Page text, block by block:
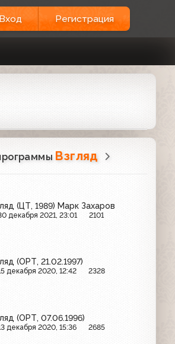
Регистрация
Взгляд
(ЦТ, 1989) Марк Захаров
декабря 2021, 23:01 2101
(ОРТ, 21.02.1997)
декабря 2020, 12:42 2328
(ОРТ, 07.06.1996)
декабря 2020, 15:36 2685